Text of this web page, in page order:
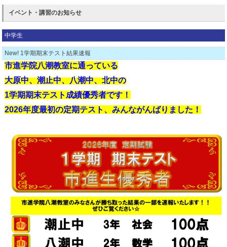
イベント・講習のお知らせ
中学生
New! 1学期期末テスト結果速報
市進学院八潮教室に通っている
大原中、潮止中、八潮中、北中の
1学期期末テスト成績優秀者です！
2026年度最初の定期テスト、みんながんばりました！